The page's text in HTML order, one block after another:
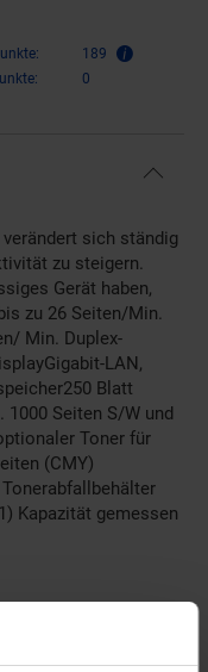
189
0
sich ständig
zu steigern.
Gerät haben,
zu 26 Seiten/Min.
Min. Duplex-
LAN,
Blatt
Seiten S/W und
Toner für
(CMY)
Kapazität gemessen